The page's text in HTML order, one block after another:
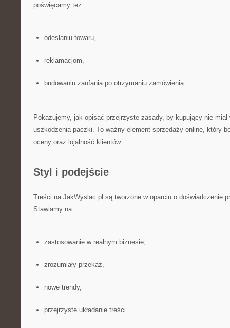
poświęcamy też:
odesłaniu towaru,
reklamacjom,
budowaniu zaufania po otrzymaniu zamówienia.
Pokazujemy, jak opisać przejrzyste zasady, by kupujący nie
uszkodzenia paczki. To ważny element sprzedaży online, który
oceny oraz lojalność klientów.
Styl i podejście
Treści na JakWyslac.pl są tworzone w oparciu o doświadczenie
Stawiamy na:
zastosowanie w realnym biznesie,
zrozumiały przekaz,
nowe trendy,
przejrzyste układanie treści.